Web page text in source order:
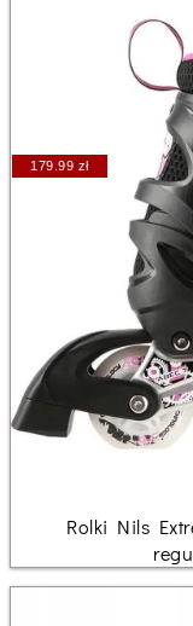
179.99 zł
Rolki Nils